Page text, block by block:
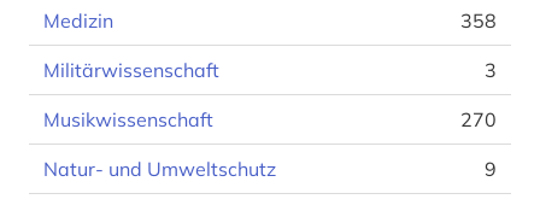
Medizin 358
Militärwissenschaft 3
Musikwissenschaft 270
Natur- und Umweltschutz 9